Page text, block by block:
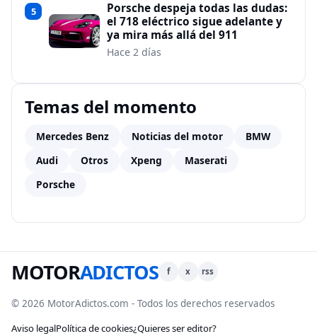
5
Porsche despeja todas las dudas:
el 718 eléctrico sigue adelante y
ya mira más allá del 911
Hace 2 días
Temas del momento
Mercedes Benz Noticias del motor
BMW
Audi
Otros Xpeng
Maserati
Porsche
MOTORADICTOS f x rss
© 2026 MotorAdictos.com - Todos los derechos reservados
Aviso legalPolítica de cookies¿Quieres ser editor?